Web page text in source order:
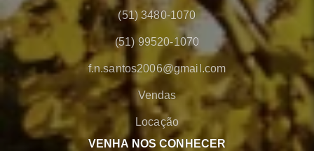
(51) 3480-1070
(51) 99520-1070
f.n.santos2006@gmail.com
Vendas
Locação
VENHA NOS CONHECER